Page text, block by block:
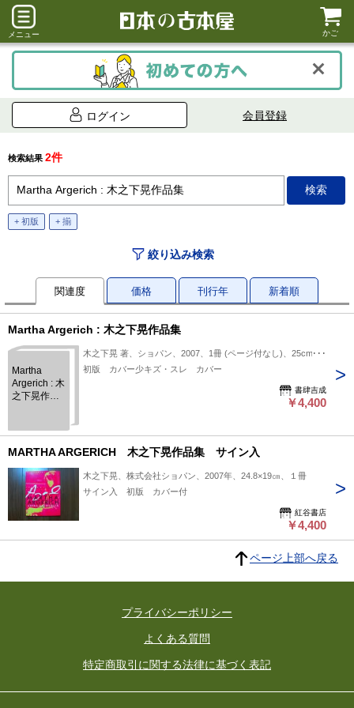
メニュー かご
ログイン 会員登録
検索結果 2件
+ 初版 + 揃
絞り込み検索
関連度 価格 刊行年 新着順
Martha Argerich : 木之下晃作品集
Martha
Argerich : 木
之下晃作品
木之下晃 著、ショパン、2007、1冊 (ページ付なし)、25cm、1
初版 カバー少キズ・スレ カバー
書肆吉成
￥4,400
MARTHA ARGERICH 木之下晃作品集 サイン入
木之下晃、株式会社ショパン、2007年、24.8×19㎝、１冊
サイン入 初版 カバー付
紅谷書店
￥4,400
ページ上部へ戻る
プライバシーポリシー
よくある質問
特定商取引に関する法律に基づく表記